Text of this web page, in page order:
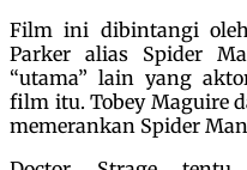
Film ini dibintangi
Parker alias Spider
“utama” lain yang
film itu. Tobey Maguire
memerankan Spider